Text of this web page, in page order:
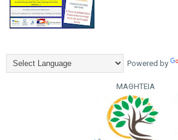
Powered by
ΜΑΘΗΤΕΙΑ